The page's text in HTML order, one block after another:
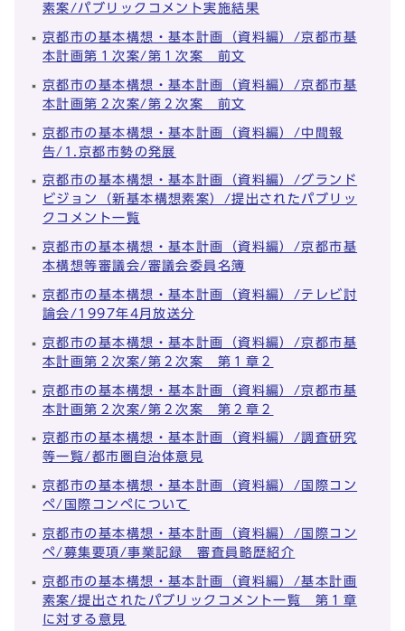
素案/パブリックコメント実施結果
京都市の基本構想・基本計画（資料編）/京都市基
本計画第１次案/第１次案 前文
京都市の基本構想・基本計画（資料編）/京都市基
本計画第２次案/第２次案 前文
京都市の基本構想・基本計画（資料編）/中間報
告/1.京都市勢の発展
京都市の基本構想・基本計画（資料編）/グランド
ビジョン（新基本構想素案）/提出されたパブリッ
クコメント一覧
京都市の基本構想・基本計画（資料編）/京都市基
本構想等審議会/審議会委員名簿
京都市の基本構想・基本計画（資料編）/テレビ討
論会/1997年4月放送分
京都市の基本構想・基本計画（資料編）/京都市基
本計画第２次案/第２次案 第１章２
京都市の基本構想・基本計画（資料編）/京都市基
本計画第２次案/第２次案 第２章２
京都市の基本構想・基本計画（資料編）/調査研究
等一覧/都市圏自治体意見
京都市の基本構想・基本計画（資料編）/国際コン
ペ/国際コンペについて
京都市の基本構想・基本計画（資料編）/国際コン
ペ/募集要項/事業記録 審査員略歴紹介
京都市の基本構想・基本計画（資料編）/基本計画
素案/提出されたパブリックコメント一覧 第１章
に対する意見